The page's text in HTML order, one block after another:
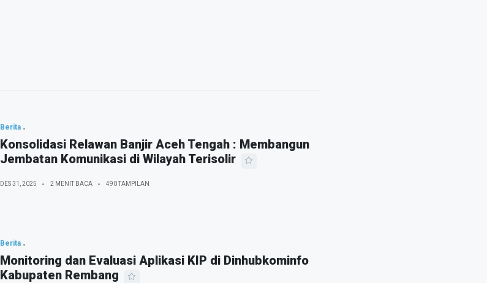
Berita
Konsolidasi Relawan Banjir Aceh Tengah : Membangun
Jembatan Komunikasi di Wilayah Terisolir
DES 31, 2025 2 MENIT BACA 490 TAMPILAN
Berita
Monitoring dan Evaluasi Aplikasi KIP di Dinhubkominfo
Kabupaten Rembang